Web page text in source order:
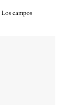
Los campos